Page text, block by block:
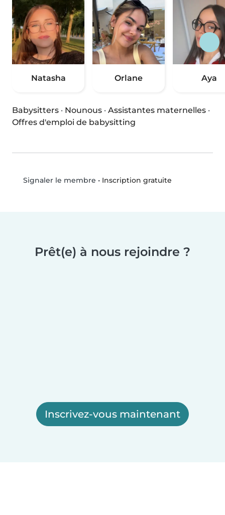
Natasha Orlane Aya
Babysitters · Nounous · Assistantes maternelles ·
Offres d'emploi de babysitting
Signaler le membre • Inscription gratuite
Prêt(e) à nous rejoindre ?
Inscrivez-vous maintenant